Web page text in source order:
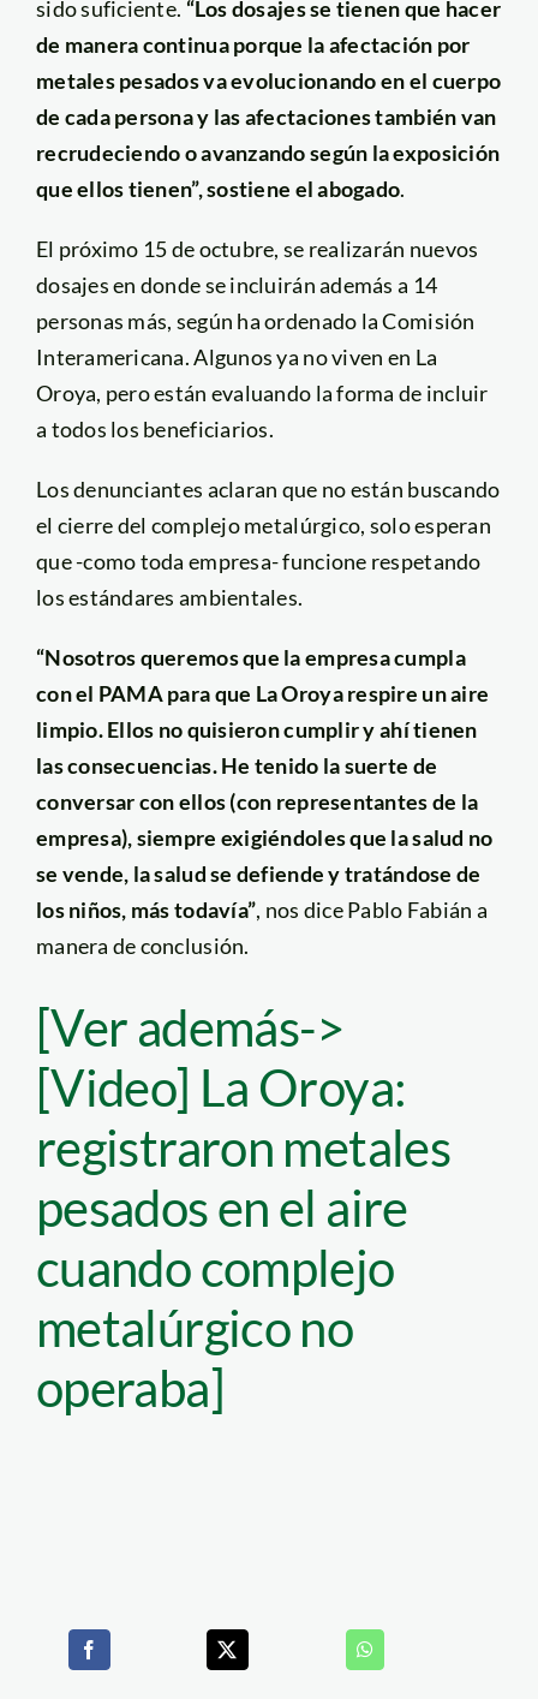
sido suficiente. “Los dosajes se tienen que hacer
de manera continua porque la afectación por
metales pesados va evolucionando en el cuerpo
de cada persona y las afectaciones también van
recrudeciendo o avanzando según la exposición
que ellos tienen”, sostiene el abogado.
El próximo 15 de octubre, se realizarán nuevos
dosajes en donde se incluirán además a 14
personas más, según ha ordenado la Comisión
Interamericana. Algunos ya no viven en La
Oroya, pero están evaluando la forma de incluir
a todos los beneficiarios.
Los denunciantes aclaran que no están buscando
el cierre del complejo metalúrgico, solo esperan
que -como toda empresa- funcione respetando
los estándares ambientales.
“Nosotros queremos que la empresa cumpla
con el PAMA para que La Oroya respire un aire
limpio. Ellos no quisieron cumplir y ahí tienen
las consecuencias. He tenido la suerte de
conversar con ellos (con representantes de la
empresa), siempre exigiéndoles que la salud no
se vende, la salud se defiende y tratándose de
los niños, más todavía”, nos dice Pablo Fabián a
manera de conclusión.
[Ver además->
[Video] La Oroya:
registraron metales
pesados en el aire
cuando complejo
metalúrgico no
operaba]